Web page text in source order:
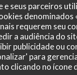
seus parceiros
requerem seu
a audiência do
publicidade ou
para
clicando no ícone
171